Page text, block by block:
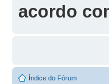
acordo
Índice do Fórum